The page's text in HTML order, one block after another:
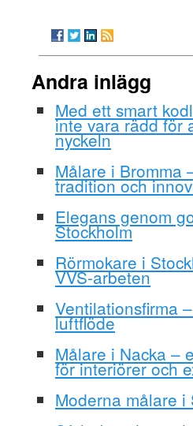
Andra inlägg
Med ett smart
inte vara rädd för
nyckeln
Målare i Bromma
tradition och
Elegans genom
Stockholm
Rörmokare i
VVS-arbeten
Ventilationsfirma
luftflöde
Målare i Nacka –
för interiörer och
Moderna målare i